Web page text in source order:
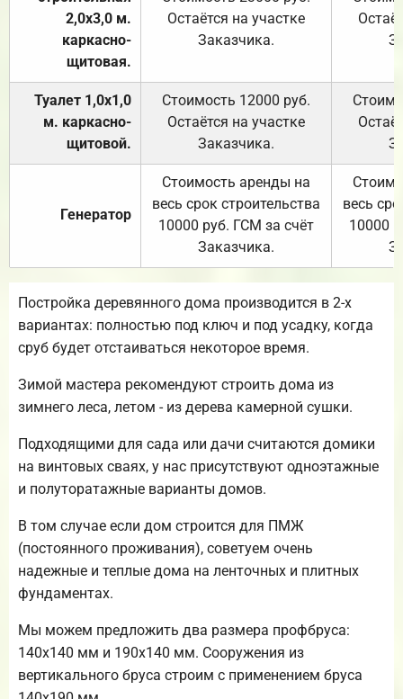
2,0х3,0 м.
каркасно-
щитовая.
Остаётся на участке
Заказчика.
Туалет 1,0х1,0
м. каркасно-
щитовой.
Стоимость 12000 руб.
Остаётся на участке
Заказчика.
Генератор
Стоимость аренды на
весь срок строительства
10000 руб. ГСМ за счёт
Заказчика.
весь
10000
Постройка деревянного дома производится в 2-х
вариантах: полностью под ключ и под усадку, когда
сруб будет отстаиваться некоторое время.
Зимой мастера рекомендуют строить дома из
зимнего леса, летом - из дерева камерной сушки.
Подходящими для сада или дачи считаются домики
на винтовых сваях, у нас присутствуют одноэтажные
и полуторатажные варианты домов.
В том случае если дом строится для ПМЖ
(постоянного проживания), советуем очень
надежные и теплые дома на ленточных и плитных
фундаментах.
Мы можем предложить два размера профбруса:
140х140 мм и 190х140 мм. Сооружения из
вертикального бруса строим с применением бруса